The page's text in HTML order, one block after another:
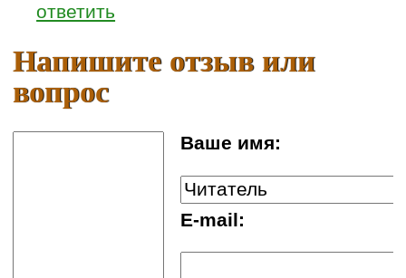
ответить
Напишите отзыв или
вопрос
Ваше имя:
E-mail: